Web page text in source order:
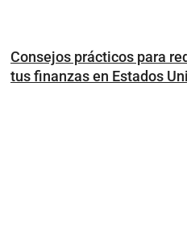
Consejos prácticos para
tus finanzas en Estados